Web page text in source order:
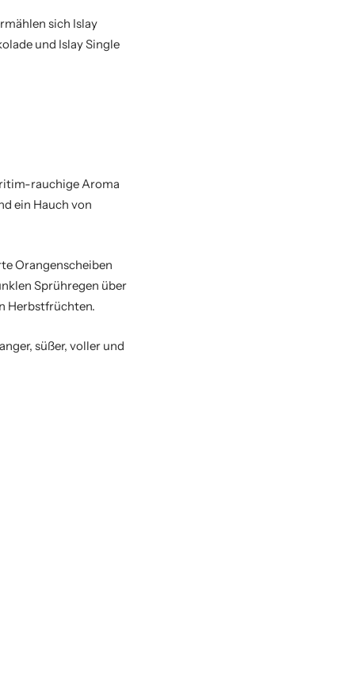
sich Islay
und Islay Single
rauchige Aroma
ein Hauch von
Orangenscheiben
Sprühregen über
Herbstfrüchten.
süßer, voller und